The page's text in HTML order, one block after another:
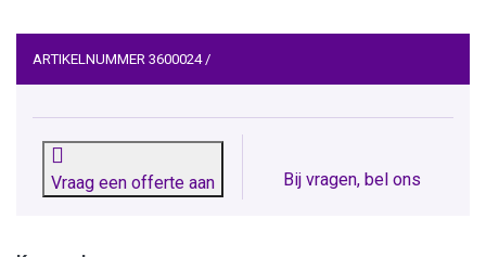
ARTIKELNUMMER 3600024 /
Vraag een offerte aan Bij vragen, bel ons